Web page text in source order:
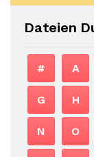
Dateien
# A
G H
N O